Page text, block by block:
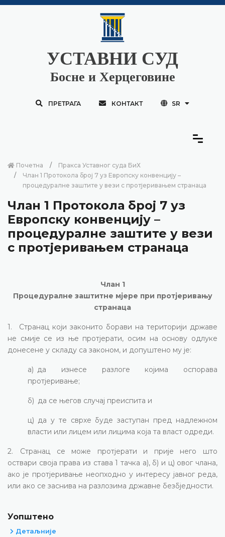
УСТАВНИ СУД
Босне и Херцеговине
ПРЕТРАГА КОНТАКТ SR
Почетна
Пракса Уставног суда БиХ
Члан 1 Протокола број 7 уз Европску конвенцију –
процедуралне заштите у вези с протјеривањем странаца
Члан 1 Протокола број 7 уз
Европску конвенцију –
процедуралне заштите у вези
с протјеривањем странаца
Члан 1
Процедуралне заштитне мјере при протјеривању
странаца
1. Странац који законито борави на територији државе
не смије се из ње протјерати, осим на основу одлуке
донесене у складу са законом, и допуштено му је:
а) да изнесе разлоге којима оспорава
протјеривање;
б) да се његов случај преиспита и
ц) да у те сврхе буде заступан пред надлежном
власти или лицем или лицима која та власт одреди.
2. Странац се може протјерати и прије него што
оствари своја права из става 1 тачка а), б) и ц) овог члана,
ако је протјеривање неопходно у интересу јавног реда,
или ако се заснива на разлозима државне безбједности.
Уопштено
Детаљније